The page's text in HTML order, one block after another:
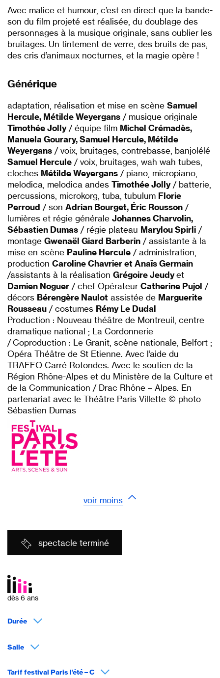
Avec malice et humour, c’est en direct que la bande-
son du film projeté est réalisée, du doublage des
personnages à la musique originale, sans oublier les
bruitages. Un tintement de verre, des bruits de pas,
des cris d’animaux nocturnes, et la magie opère !
Générique
adaptation, réalisation et mise en scène Samuel
Hercule, Métilde Weyergans / musique originale
Timothée Jolly/ équipe film Michel Crémadès,
Manuela Gourary, Samuel Hercule, Métilde
Weyergans / voix, bruitages, contrebasse, banjolélé
Samuel Hercule / voix, bruitages, wah wah tubes,
cloches Métilde Weyergans / piano, micropiano,
melodica, melodica andes Timothée Jolly/ batterie,
percussions, microkorg, tuba, tubulum Florie
Perroud / son Adrian Bourget, Éric Rousson /
lumières et régie générale Johannes Charvolin,
Sébastien Dumas / régie plateau Marylou Spirli /
montage Gwenaël Giard Barberin / assistante à la
mise en scène Pauline Hercule / administration,
production Caroline Chavrier et Anaïs Germain
/assistants à la réalisation Grégoire Jeudyet
Damien Noguer / chef Opérateur Catherine Pujol /
décors Bérengère Naulot assistée de Marguerite
Rousseau / costumes Rémy Le Dudal
Production : Nouveau théâtre de Montreuil, centre
dramatique national ; La Cordonnerie
/ Coproduction : Le Granit, scène nationale, Belfort ;
Opéra Théâtre de St Etienne. Avec l’aide du
TRAFFO Carré Rotondes. Avec le soutien de la
Région Rhône-Alpes et du Ministère de la Culture et
de la Communication / Drac Rhône – Alpes. En
partenariat avec le Théâtre Paris Villette © photo
Sébastien Dumas
voir moins
spectacle terminé
dès 6 ans
Durée
Salle
Tarif festival Paris l’été – C